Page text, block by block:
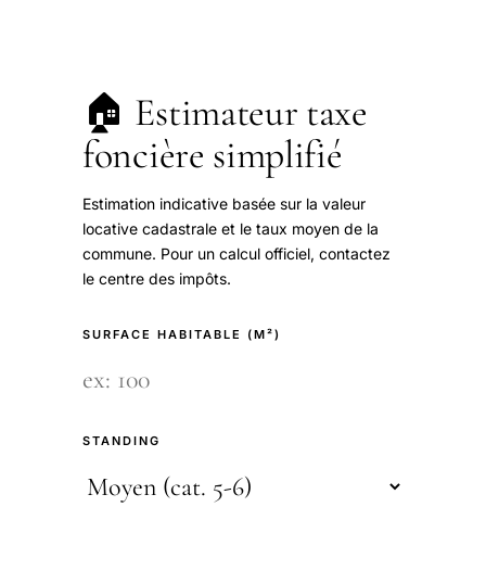
🏠 Estimateur taxe
foncière simplifié
Estimation indicative basée sur la valeur
locative cadastrale et le taux moyen de la
commune. Pour un calcul officiel, contactez
le centre des impôts.
SURFACE HABITABLE (M²)
STANDING